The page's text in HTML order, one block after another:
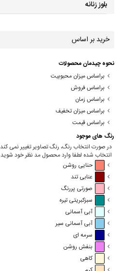
بلوز زنانه
خرید بر اساس
نحوه چیدمان محصولات
براساس میزان محبوبیت
براساس فروش
براساس زمان
براساس میزان تخفیف
براساس قیمت
رنگ های موجود
در صورت انتخاب رنگ، رنگ تصاویر تغییر نمی
انتخاب شده لطفا وارد محصول مد نظر خود شوید.
حنایی روشن
عنابی تند
صورتی پررنگ
سبزکبریتی تیره
آبی آسمانی
آبی آسمانی سیر
سرمه ای
بنفش روشن
کاهی